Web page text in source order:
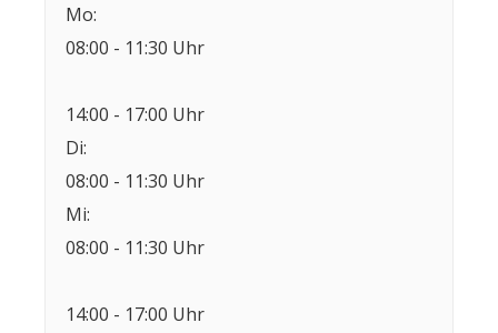
Mo:
08:00 - 11:30 Uhr
14:00 - 17:00 Uhr
Di:
08:00 - 11:30 Uhr
Mi:
08:00 - 11:30 Uhr
14:00 - 17:00 Uhr